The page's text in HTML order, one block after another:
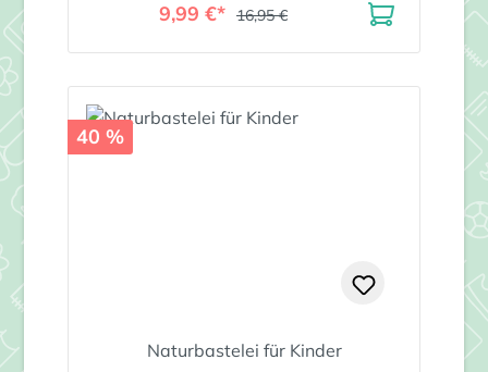
9,99 €* 16,95 €
40 %
Naturbastelei für Kinder